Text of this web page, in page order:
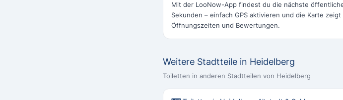
Mit der LooNow-App findest du die nächste
Sekunden – einfach GPS aktivieren und die Karte
Öffnungszeiten und Bewertungen.
Weitere Stadtteile in Heidelberg
Toiletten in anderen Stadtteilen von Heidelberg